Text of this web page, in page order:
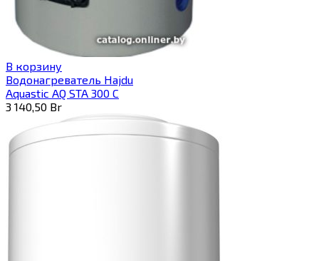
В корзину
Водонагреватель Hajdu
Aquastic AQ STA 300 C
3 140,50 Br